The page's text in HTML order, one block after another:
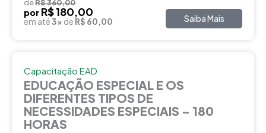
deR$ 360,00
por R$ 180,00
em até3x de R$ 60,00 Saiba Mais
Capacitação EAD
EDUCAÇÃO ESPECIAL E OS
DIFERENTES TIPOS DE
NECESSIDADES ESPECIAIS – 180
HORAS